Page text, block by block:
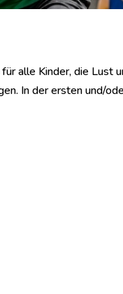
alle Kinder, die Lust
In der ersten und/